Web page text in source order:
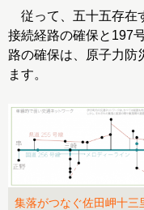
従って、五十五存在
接続経路の確保と197
路の確保は、原子力防
ます。
集落がつなぐ佐田岬十三